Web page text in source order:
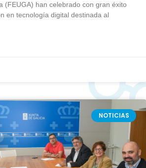
(FEUGA) han celebrado con gran éxito
en tecnología digital destinada al
NOTICIAS